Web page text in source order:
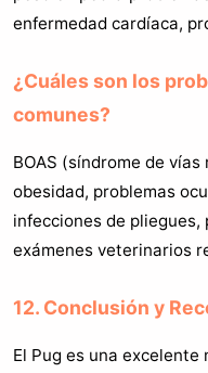
enfermedad cardíaca,
¿Cuáles son los
comunes?
BOAS (síndrome de
obesidad, problemas
infecciones de
exámenes veterinarios
12. Conclusión y
El Pug es una